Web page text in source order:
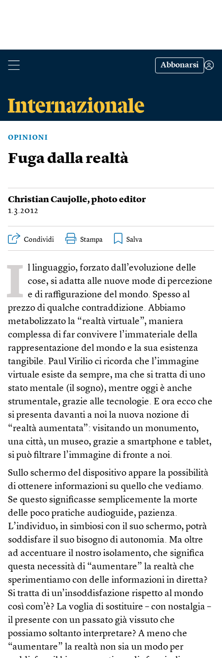
Abbonarsi
OPINIONI
Fuga dalla realtà
Christian Caujolle, photo editor
1.3.2012
Condividi Stampa
I l linguaggio, forzato dall’evoluzione delle
cose, si adatta alle nuove mode di percezione
e di raffigurazione del mondo. Spesso al
prezzo di qualche contraddizione. Abbiamo
metabolizzato la “realtà virtuale”, maniera
complessa di far convivere l’immateriale della
rappresentazione del mondo e la sua esistenza
tangibile. Paul Virilio ci ricorda che l’immagine
virtuale esiste da sempre, ma che si tratta di uno
stato mentale (il sogno), mentre oggi è anche
strumentale, grazie alle tecnologie. E ora ecco che
si presenta davanti a noi la nuova nozione di
“realtà aumentata”: visitando un monumento,
una città, un museo, grazie a smartphone e tablet,
si può filtrare l’immagine di fronte a noi.
Sullo schermo del dispositivo appare la possibilità
di ottenere informazioni su quello che vediamo.
Se questo significasse semplicemente la morte
delle poco pratiche audioguide, pazienza.
L’individuo, in simbiosi con il suo schermo, potrà
soddisfare il suo bisogno di autonomia. Ma oltre
ad accentuare il nostro isolamento, che significa
questa necessità di “aumentare” la realtà che
sperimentiamo con delle informazioni in diretta?
Si tratta di un’insoddisfazione rispetto al mondo
così com’è? La voglia di sostituire – con nostalgia –
il presente con un passato già vissuto che
possiamo soltanto interpretare? A meno che
“aumentare” la realtà non sia un modo per